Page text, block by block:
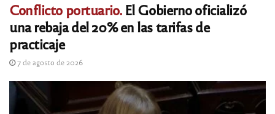
Conflicto portuario.El Gobierno oficializó
una rebaja del 20% en las tarifas de
practicaje
7 de agosto de 2026